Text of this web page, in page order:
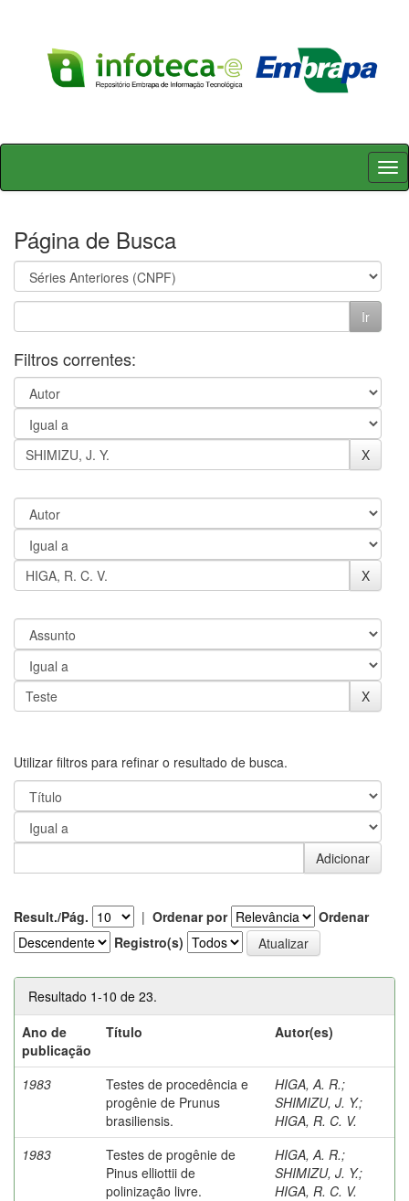
Skip
Página de Busca
Filtros correntes:
Utilizar filtros para refinar o resultado de busca.
Result./Pág. | Ordenar por
Ordenar
Registro(s)
Resultado 1-10 de 23.
Ano de
publicação
Título Autor(es)
1983
Testes de procedência e
progênie de Prunus
brasiliensis.
HIGA, A. R.;
SHIMIZU, J. Y.;
HIGA, R. C. V.
1983
Testes de progênie de
Pinus elliottii de
polinização livre.
HIGA, A. R.;
SHIMIZU, J. Y.;
HIGA, R. C. V.